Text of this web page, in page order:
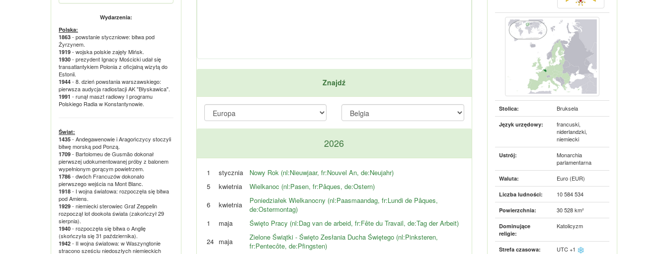
Wydarzenia:
Polska:
1863 - powstanie styczniowe: bitwa pod
Żyrzynem.
1919 - wojska polskie zajęły Mińsk.
1930 - prezydent Ignacy Mościcki udał się
transatlantykiem Polonia z oficjalną wizytą do
Estonii.
1944 - 8. dzień powstania warszawskiego:
pierwsza audycja radiostacji AK "Błyskawica".
1991 - runął maszt radiowy I programu
Polskiego Radia w Konstantynowie.
Świat:
1435 - Andegawenowie i Aragończycy stoczyli
bitwę morską pod Ponzą.
1709 - Bartolomeu de Gusmão dokonał
pierwszej udokumentowanej próby z balonem
wypełnionym gorącym powietrzem.
1786 - dwóch Francuzów dokonało
pierwszego wejścia na Mont Blanc.
1918 - I wojna światowa: rozpoczęła się bitwa
pod Amiens.
1929 - niemiecki sterowiec Graf Zeppelin
rozpoczął lot dookoła świata (zakończył 29
sierpnia).
1940 - rozpoczęła się bitwa o Anglię
(skończyła się 31 października).
1942 - II wojna światowa: w Waszyngtonie
stracono sześciu niedoszłych niemieckich
Znajdź
2026
1 stycznia
Nowy Rok (nl:Nieuwjaar, fr:Nouvel An, de:Neujahr)
5
kwietnia
Wielkanoc (nl:Pasen, fr:Pâques, de:Ostern)
6
kwietnia
Poniedziałek Wielkanocny (nl:Paasmaandag, fr:Lundi de Pâques,
de:Ostermontag)
1
maja
Święto Pracy (nl:Dag van de arbeid, fr:Fête du Travail, de:Tag der Arbeit)
24
maja
Zielone Świątki - Święto Zesłania Ducha Świętego (nl:Pinksteren,
fr:Pentecôte, de:Pfingsten)
Stolica: Bruksela
Język urzędowy:
francuski,
niderlandzki,
niemiecki
Ustrój:
Monarchia
parlamentarna
Waluta: Euro (EUR)
Liczba ludności: 10 584 534
Powierzchnia: 30 528 km²
Dominujące
religie:
Katolicyzm
Strefa czasowa:
UTC +1